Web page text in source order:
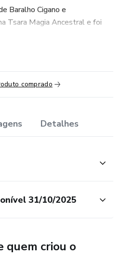
Baralho Cigano e
Tsara Magia Ancestral e foi
que foram sanadas no final
comprado
Detalhes
31/10/2025
quem criou o